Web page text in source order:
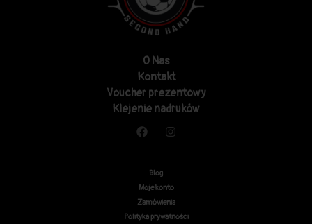
O Nas
Kontakt
Voucher prezentowy
Klejenie nadruków
Blog
Moje konto
Zamówienia
Polityka prywatności